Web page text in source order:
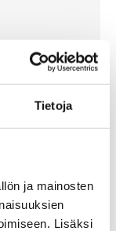
Tietoja
ja mainosten
Lisäksi